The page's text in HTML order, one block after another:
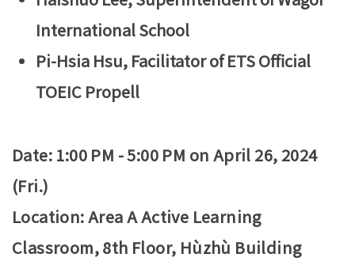
International School
Pi-Hsia Hsu, Facilitator of ETS Official
TOEIC Propell
Date: 1:00 PM - 5:00 PM on April 26, 2024
(Fri.)
Location: Area A Active Learning
Classroom, 8th Floor, Hùzhù Building